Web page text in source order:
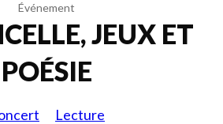
Événement
JEUX ET
POÉSIE
Lecture